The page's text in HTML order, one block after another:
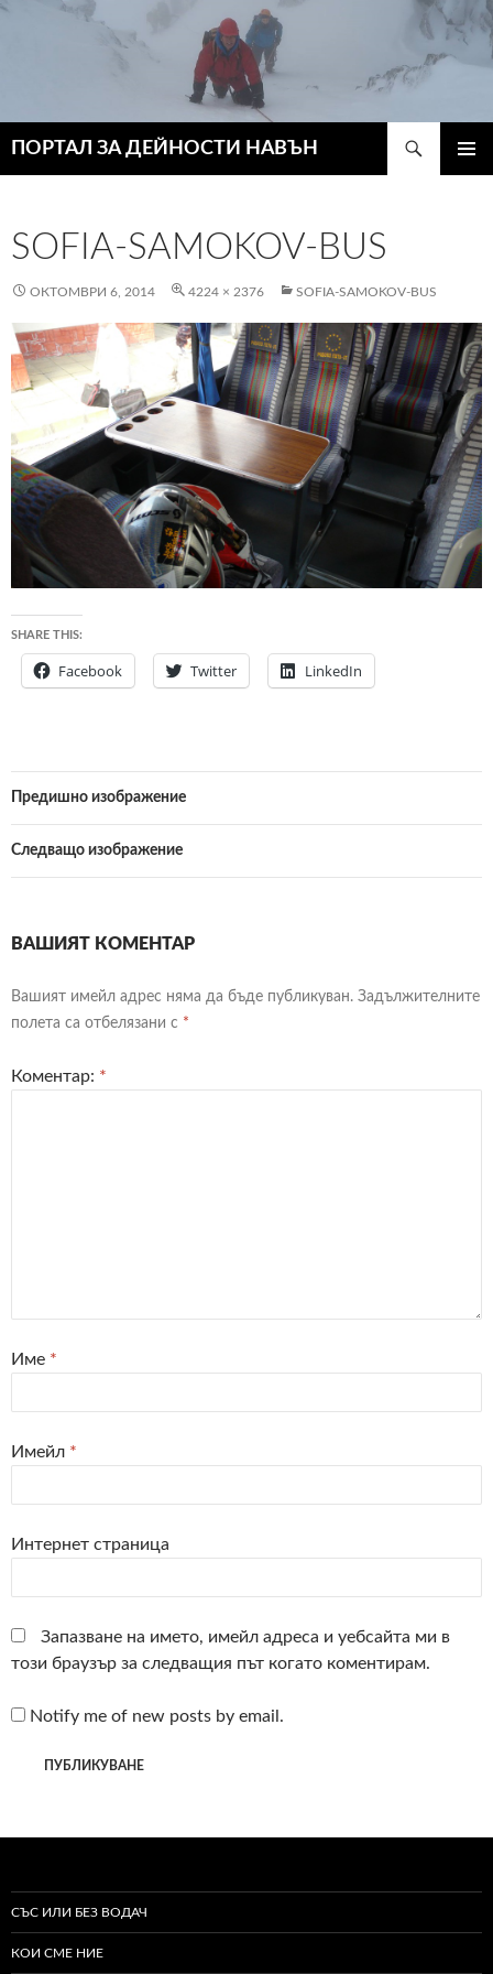
ПОРТАЛ ЗА ДЕЙНОСТИ НАВЪН
SOFIA-SAMOKOV-BUS
ОКТОМВРИ 6, 2014 4224 × 2376 SOFIA-SAMOKOV-BUS
SHARE THIS:
Facebook Twitter LinkedIn
Предишно изображение
Следващо изображение
ВАШИЯТ КОМЕНТАР
Вашият имейл адрес няма да бъде публикуван. Задължителните
полета са отбелязани с *
Коментар: *
Име *
Имейл *
Интернет страница
Запазване на името, имейл адреса и уебсайта ми в
този браузър за следващия път когато коментирам.
Notify me of new posts by email.
СЪС ИЛИ БЕЗ ВОДАЧ
КОИ СМЕ НИЕ